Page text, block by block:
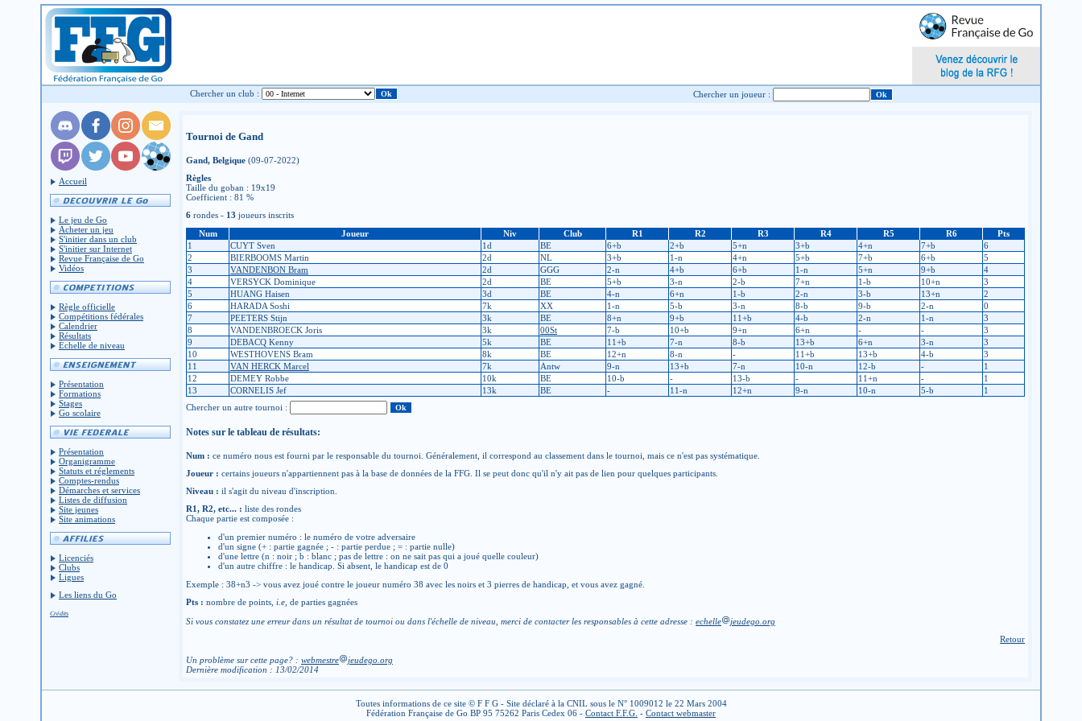
Chercher un club : Chercher un joueur :
Accueil
Le jeu de Go
Acheter un jeu
S'initier dans un club
S'initier sur Internet
Revue Française de Go
Vidéos
Règle officielle
Compétitions fédérales
Calendrier
Résultats
Échelle de niveau
Présentation
Formations
Stages
Go scolaire
Présentation
Organigramme
Statuts et réglements
Comptes-rendus
Démarches et services
Listes de diffusion
Site jeunes
Site animations
Licenciés
Clubs
Ligues
Les liens du Go
Crédits
Tournoi de Gand
Gand, Belgique (09-07-2022)
Règles
Taille du goban : 19x19
Coefficient : 81 %
6 rondes - 13 joueurs inscrits
Num
Joueur Niv Club R1 R2 R3 R4 R5 R6
Pts
1
CUYT Sven 1d BE 6+b 2+b 5+n 3+b 4+n 7+b
6
2
BIERBOOMS Martin 2d NL 3+b 1-n 4+n 5+b 7+b 6+b
5
3
VANDENBON Bram 2d GGG 2-n 4+b 6+b 1-n 5+n 9+b
4
4
VERSYCK Dominique 2d BE 5+b 3-n 2-b 7+n 1-b 10+n
3
5
HUANG Haisen 3d BE 4-n 6+n 1-b 2-n 3-b 13+n
2
6
HARADA Soshi 7k XX 1-n 5-b 3-n 8-b 9-b 2-n
0
7
PEETERS Stijn 3k BE 8+n 9+b 11+b 4-b 2-n 1-n
3
8
VANDENBROECK Joris 3k 00St 7-b 10+b 9+n 6+n - -
3
9
DEBACQ Kenny 5k BE 11+b 7-n 8-b 13+b 6+n 3-n
3
10
WESTHOVENS Bram 8k BE 12+n 8-n - 11+b 13+b 4-b
3
11
VAN HERCK Marcel 7k Antw 9-n 13+b 7-n 10-n 12-b -
1
12
DEMEY Robbe 10k BE 10-b - 13-b - 11+n -
1
13
CORNELIS Jef 13k BE - 11-n 12+n 9-n 10-n 5-b
1
Chercher un autre tournoi :
Notes sur le tableau de résultats:
Num : ce numéro nous est fourni par le responsable du tournoi. Généralement, il correspond au classement dans le tournoi, mais ce n'est pas systématique.
Joueur : certains joueurs n'appartiennent pas à la base de données de la FFG. Il se peut donc qu'il n'y ait pas de lien pour quelques participants.
Niveau : il s'agit du niveau d'inscription.
R1, R2, etc... : liste des rondes
Chaque partie est composée :
d'un premier numéro : le numéro de votre adversaire
d'un signe (+ : partie gagnée ; - : partie perdue ; = : partie nulle)
d'une lettre (n : noir ; b : blanc ; pas de lettre : on ne sait pas qui a joué quelle couleur)
d'un autre chiffre : le handicap. Si absent, le handicap est de 0
Exemple : 38+n3 -> vous avez joué contre le joueur numéro 38 avec les noirs et 3 pierres de handicap, et vous avez gagné.
Pts : nombre de points, i.e , de parties gagnées
Si vous constatez une erreur dans un résultat de tournoi ou dans l'échelle de niveau, merci de contacter les responsables à cette adresse : echelle
jeudego.org
Retour
Un problème sur cette page? : webmestre
jeudego.org
Dernière modification : 13/02/2014
Toutes informations de ce site © F F G - Site déclaré à la CNIL sous le N° 1009012 le 22 Mars 2004
Fédération Française de Go BP 95 75262 Paris Cedex 06 - Contact F.F.G. - Contact webmaster